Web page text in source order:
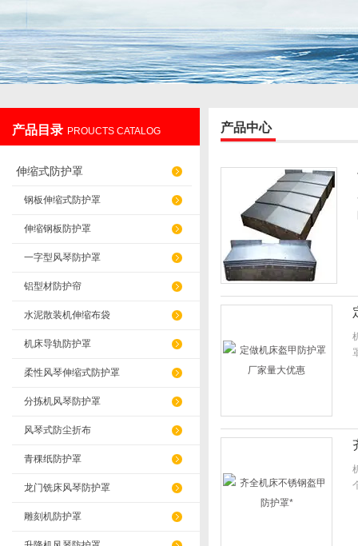
盐山华蒴机床附件制造有限公司
产品目录 PROUCTS CATALOG
伸缩式防护罩
钢板伸缩式防护罩
伸缩钢板防护罩
一字型风琴防护罩
铝型材防护帘
水泥散装机伸缩布袋
机床导轨防护罩
柔性风琴伸缩式防护罩
分拣机风琴防护罩
风琴式防尘折布
青稞纸防护罩
龙门铣床风琴防护罩
雕刻机防护罩
产品中心